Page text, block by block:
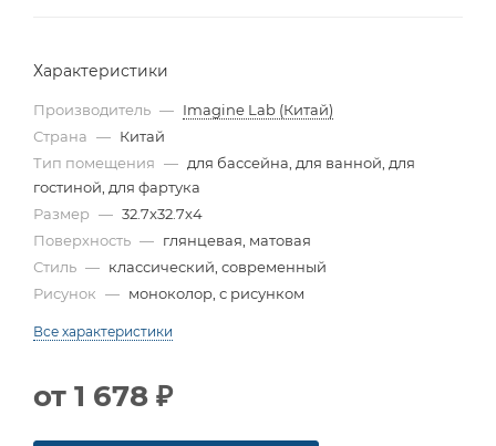
Характеристики
Производитель — Imagine Lab (Китай)
Страна — Китай
Тип помещения — для бассейна, для ванной, для
гостиной, для фартука
Размер — 32.7x32.7x4
Поверхность — глянцевая, матовая
Стиль — классический, современный
Рисунок — моноколор, с рисунком
Все характеристики
от 1 678 ₽